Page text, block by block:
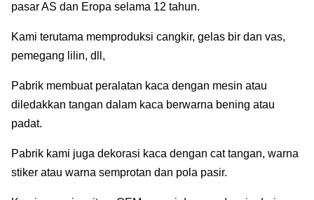
pasar AS dan Eropa selama 12 tahun.
Kami terutama memproduksi cangkir, gelas bir dan vas,
pemegang lilin, dll,
Pabrik membuat peralatan kaca dengan mesin atau
diledakkan tangan dalam kaca berwarna bening atau
padat.
Pabrik kami juga dekorasi kaca dengan cat tangan, warna
stiker atau warna semprotan dan pola pasir.